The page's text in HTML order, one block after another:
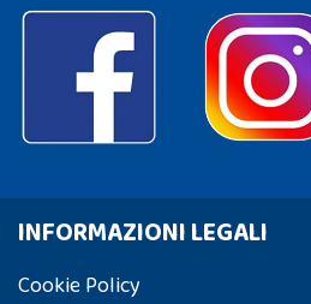
INFORMAZIONI LEGALI
Cookie Policy